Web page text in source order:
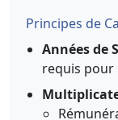
Principes de
Années de
requis pour